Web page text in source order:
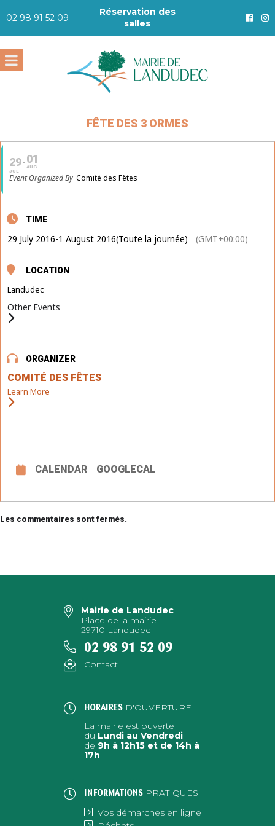
02 98 91 52 09
Réservation des
salles
FÊTE DES 3 ORMES
29
JUL
01
AUG
Event Organized By Comité des Fêtes
TIME
29 July 2016-1 August 2016(Toute la journée) (GMT+00:00)
LOCATION
Landudec
Other Events
ORGANIZER
COMITÉ DES FÊTES
Learn More
CALENDAR GOOGLECAL
Les commentaires sont fermés.
Mairie de Landudec
Place de la mairie
29710 Landudec
02 98 91 52 09
Contact
HORAIRES D'OUVERTURE
La mairie est ouverte
du Lundi au Vendredi
de 9h à 12h15 et de 14h à
17h
INFORMATIONS PRATIQUES
Vos démarches en ligne